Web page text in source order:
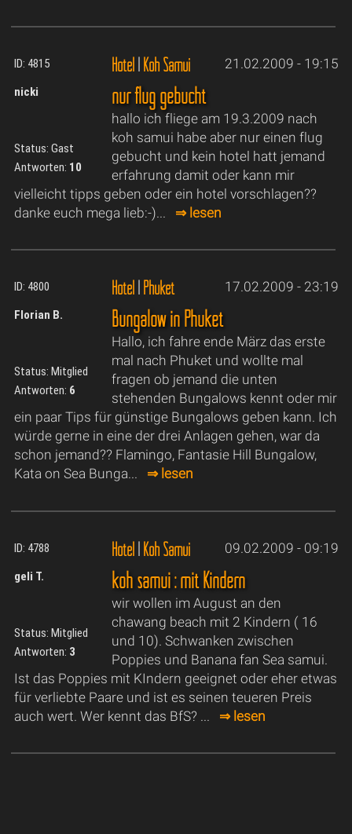
ID: 4815 Hotel|Koh Samui 21.02.2009 - 19:15
nicki
Status: Gast
Antworten: 10
nur flug gebucht
hallo ich fliege am 19.3.2009 nach
koh samui habe aber nur einen flug
gebucht und kein hotel hatt jemand
erfahrung damit oder kann mir
vielleicht tipps geben oder ein hotel vorschlagen??
danke euch mega lieb:-)... ⇒ lesen
ID: 4800 Hotel|Phuket 17.02.2009 - 23:19
Florian B.
Status: Mitglied
Antworten: 6
Bungalow in Phuket
Hallo, ich fahre ende März das erste
mal nach Phuket und wollte mal
fragen ob jemand die unten
stehenden Bungalows kennt oder mir
ein paar Tips für günstige Bungalows geben kann. Ich
würde gerne in eine der drei Anlagen gehen, war da
schon jemand?? Flamingo, Fantasie Hill Bungalow,
Kata on Sea Bunga... ⇒ lesen
ID: 4788 Hotel|Koh Samui 09.02.2009 - 09:19
geli T.
Status: Mitglied
Antworten: 3
koh samui : mit Kindern
wir wollen im August an den
chawang beach mit 2 Kindern ( 16
und 10). Schwanken zwischen
Poppies und Banana fan Sea samui.
Ist das Poppies mit KIndern geeignet oder eher etwas
für verliebte Paare und ist es seinen teueren Preis
auch wert. Wer kennt das BfS? ... ⇒ lesen